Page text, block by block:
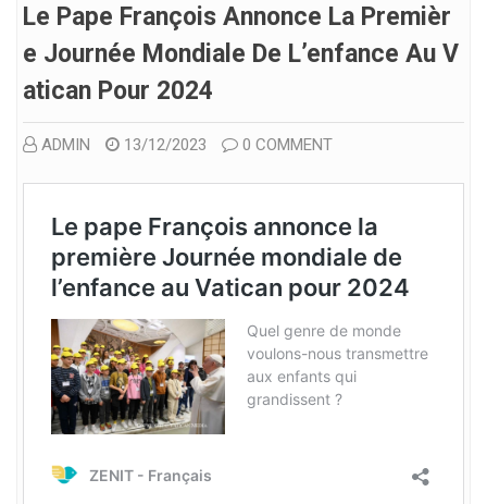
Le Pape François Annonce La Premièr
E Journée Mondiale De L’enfance Au V
Atican Pour 2024
ADMIN 13/12/2023 0 COMMENT